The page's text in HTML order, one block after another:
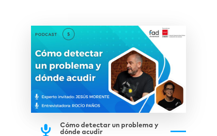
Cómo detectar un problema y
dónde acudir